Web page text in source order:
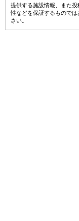
提供する施設情報、また
性などを保証するもので
さい。